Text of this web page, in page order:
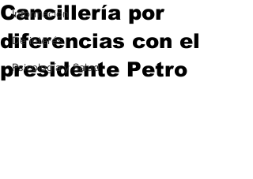
Información
De interés
Psicología y Salud
Cancillería por
diferencias con el
presidente Petro